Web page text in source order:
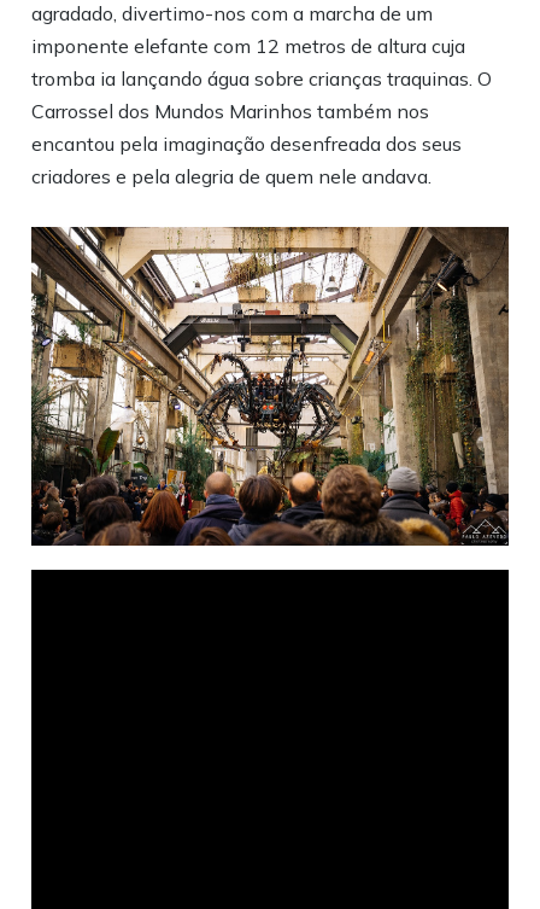
agradado, divertimo-nos com a marcha de um
imponente elefante com 12 metros de altura cuja
tromba ia lançando água sobre crianças traquinas. O
Carrossel dos Mundos Marinhos também nos
encantou pela imaginação desenfreada dos seus
criadores e pela alegria de quem nele andava.